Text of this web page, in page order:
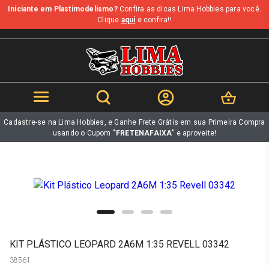
b
Iniciante em Plastimodelismo?Confira as dicas Lima Hobbies para você.
Clique aqui e confira!!
Cadastre-se na Lima Hobbies, e Ganhe Frete Grátis em sua Primeira Compra
usando o Cupom "FRETENAFAIXA" e aproveite!
KIT PLÁSTICO LEOPARD 2A6M 1:35 REVELL 03342
38561